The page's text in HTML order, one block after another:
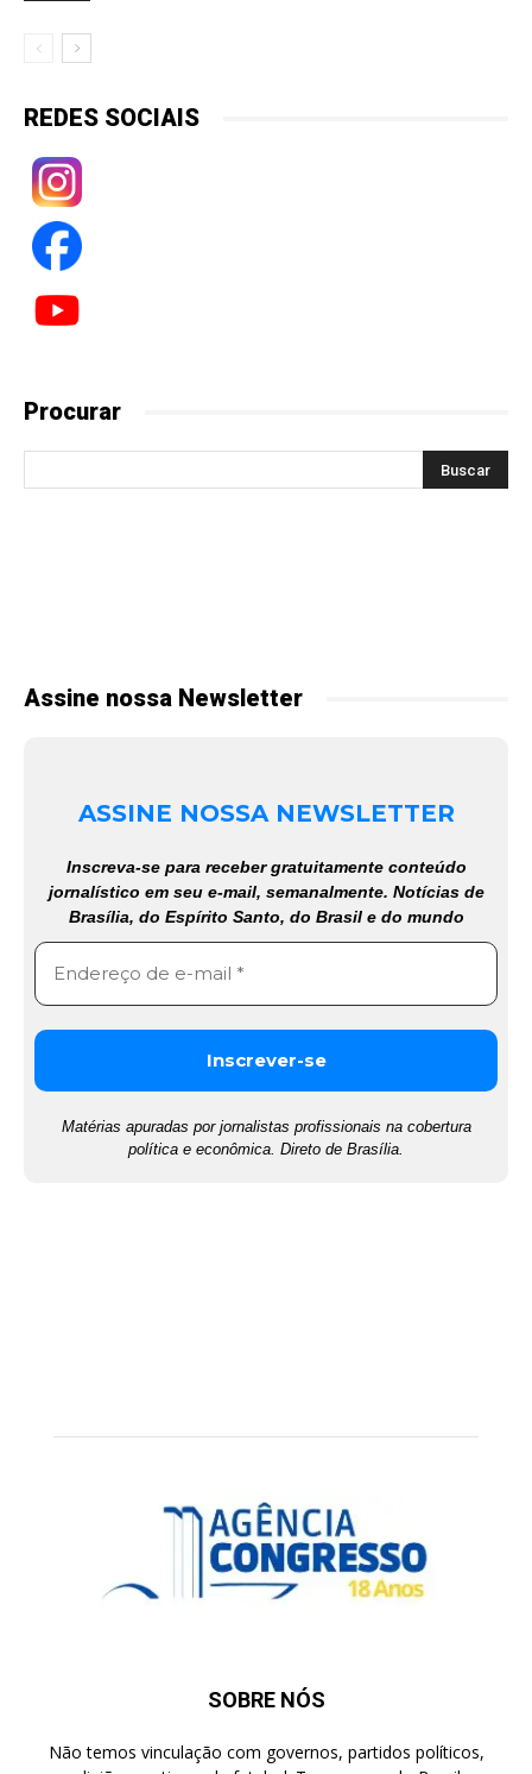
REDES SOCIAIS
Procurar
Assine nossa Newsletter
ASSINE NOSSA NEWSLETTER
Inscreva-se para receber gratuitamente conteúdo
jornalístico em seu e-mail, semanalmente. Notícias de
Brasília, do Espírito Santo, do Brasil e do mundo
Matérias apuradas por jornalistas profissionais na cobertura
política e econômica. Direto de Brasília.
SOBRE NÓS
Não temos vinculação com governos, partidos políticos,